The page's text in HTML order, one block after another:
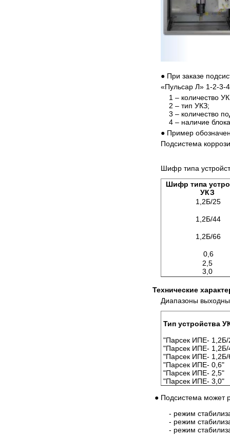
● При заказе
«Пульсар Л» 1-2-3-
1 – количество
2 – тип УКЗ;
3 – количество
4 – наличие
● Пример
Подсистема
Шифр типа
Шифр типа
УКЗ
1,2Б/25
1,2Б/44
1,2Б/66
0,6
2,5
3,0
Технические
Диапазоны
Тип устройства
"Парсек ИПЕ- 1,2Б/
"Парсек ИПЕ- 1,2Б/
"Парсек ИПЕ- 1,2Б/
"Парсек ИПЕ- 0,6"
"Парсек ИПЕ- 2,5"
"Парсек ИПЕ- 3,0"
● Подсистема может
- режим
- режим
- режим